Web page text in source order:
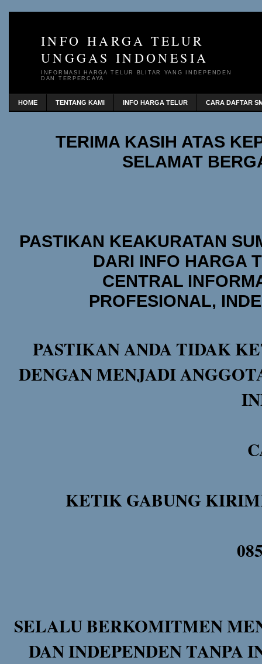
INFO HARGA TELUR
UNGGAS INDONESIA
INFORMASI HARGA TELUR BLITAR YANG INDEPENDEN
DAN TERPERCAYA
HOME TENTANG KAMI INFO HARGA TELUR CARA DAFTAR
TERIMA KASIH ATAS
SELAMAT
PASTIKAN KEAKURATAN
DARI INFO HARGA
CENTRAL
PROFESIONAL,
PASTIKAN ANDA TIDAK
DENGAN MENJADI
KETIK GABUNG
SELALU BERKOMITMEN
DAN INDEPENDEN TANPA